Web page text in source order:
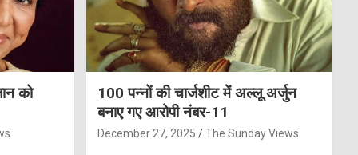
को
100 पन्नों की चार्जशीट में अल्लू अर्जुन
बनाए गए आरोपी नंबर-11
December 27, 2025 The Sunday Views